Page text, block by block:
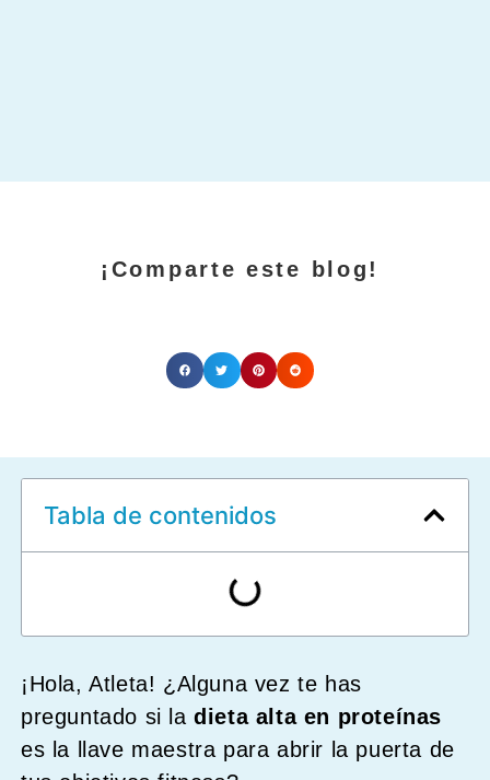
¡Comparte este blog!
Tabla de contenidos
¡Hola, Atleta! ¿Alguna vez te has
preguntado si ladieta alta en proteínas
es la llave maestra para abrir la puerta de